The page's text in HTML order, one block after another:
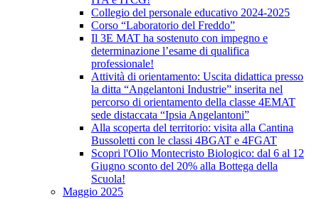
Collegio del personale educativo 2024-2025
Corso “Laboratorio del Freddo”
Il 3E MAT ha sostenuto con impegno e
determinazione l’esame di qualifica
professionale!
Attività di orientamento: Uscita didattica presso
la ditta “Angelantoni Industrie” inserita nel
percorso di orientamento della classe 4EMAT
sede distaccata “Ipsia Angelantoni”
Alla scoperta del territorio: visita alla Cantina
Bussoletti con le classi 4BGAT e 4FGAT
Scopri l'Olio Montecristo Biologico: dal 6 al 12
Giugno sconto del 20% alla Bottega della
Scuola!
Maggio 2025